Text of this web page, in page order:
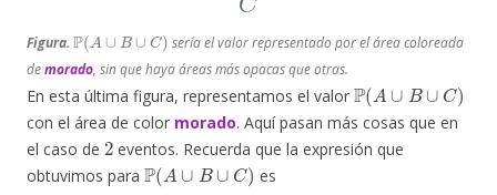
Figura.
A
sería el valor representado por el área coloreada
demorado, sin que haya áreas más opacas que otras.
En esta última figura, representamos el valor
P (A∪ ∪
con el área de color morado. Aquí pasan más cosas que en
el caso de
2
eventos. Recuerda que la expresión que
obtuvimos para
P(A∪B∪C)
es